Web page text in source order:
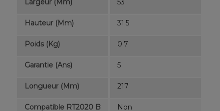
Largeur (mm) 53
Hauteur (mm) 31.5
Poids (kg) 0.7
Garantie (ans) 5
Longueur (mm) 217
Compatible RT2020 B
Non